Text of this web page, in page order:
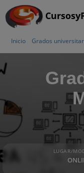
Inicio Grados
LUGAR/